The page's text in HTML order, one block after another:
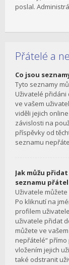
poslal.
Přátelé a
Co jsou
Tyto seznamy
Uživatelé
ve vašem
viděli jejich
závislosti na
příspěvky od
seznamu
Jak můžu
seznamu
Uživatele
Po kliknutí na
profilem
uživatele přidat
můžete ve
nepřátelé“
vložením jejich
také odstranit